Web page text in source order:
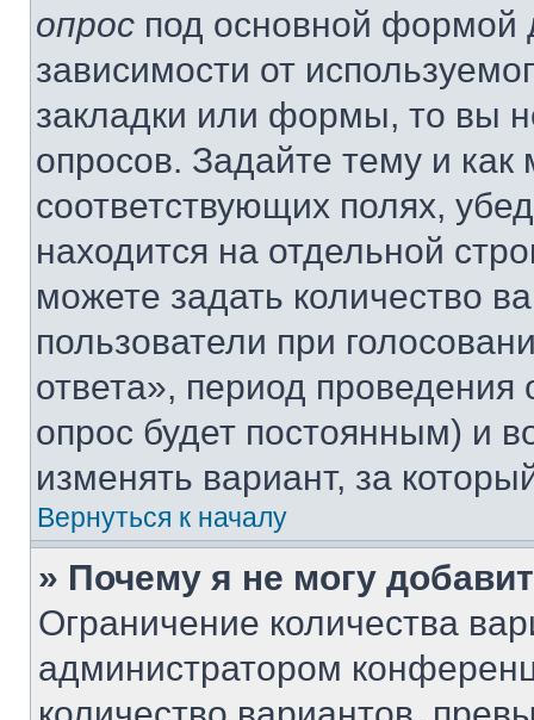
опрос под основной формой
зависимости от
закладки или формы, то вы
опросов. Задайте тему и
соответствующих полях,
находится на отдельной
можете задать количество
пользователи при
ответа», период проведения
опрос будет постоянным) и
изменять вариант, за
Вернуться к началу
» Почему я не могу
Ограничение количества
администратором